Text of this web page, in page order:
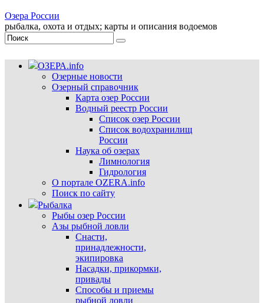
Озера России
рыбалка, охота и отдых; карты и описания водоемов
ОЗЕРА.info
Озерные новости
Озерный справочник
Карта озер России
Водный реестр России
Список озер России
Список водохранилищ
России
Наука об озерах
Лимнология
Гидрология
О портале OZERA.info
Поиск по сайту
Рыбалка
Рыбы озер России
Азы рыбной ловли
Снасти,
принадлежности,
экипировка
Насадки, прикормки,
привады
Способы и приемы
рыбной ловли